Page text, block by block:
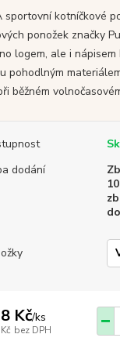
kotníčkové
ponožek značky
logem, ale i
pohodlným
běžném
dodání
Kč/ks
bez DPH